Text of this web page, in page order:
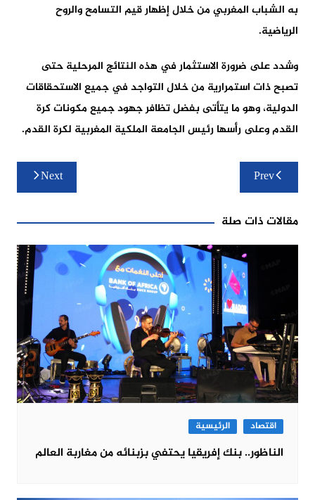
به الشباب المغربي من خلال إظهار قيم التسامح والروح
الرياضية.
وشدد على ضرورة الاستثمار في هذه النتائج المرحلية حتى
تصبح ذات استمرارية من خلال التواجد في جميع الاستحقاقات
الدولية، وهو ما يتأتى بفضل تظافر جهود جميع مكونات كرة
القدم وعلى رأسها رئيس الجامعة الملكية المغربية لكرة القدم.
تصفّح
المقالات
Prev
Next
مقالات ذات صلة
اقتصاد الرئيسية
الناظور.. بنك إفريقيا يحتفي بزبنائه من مغاربة العالم